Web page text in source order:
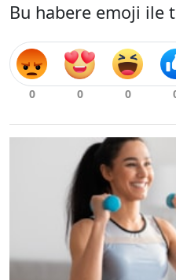
Bu habere emoji ile